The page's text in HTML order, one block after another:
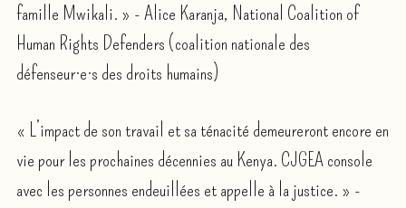
famille Mwikali. » - Alice Karanja, National Coalition of
Human Rights Defenders (coalition nationale des
défenseur·e·s des droits humains)
« L’impact de son travail et sa ténacité demeureront encore en
vie pour les prochaines décennies au Kenya. CJGEA console
avec les personnes endeuillées et appelle à la justice. » -